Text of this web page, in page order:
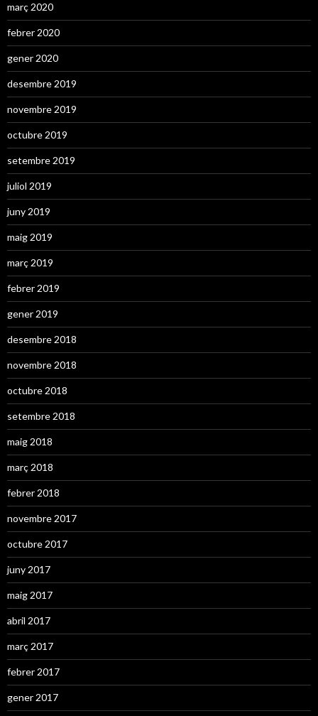
març 2020
febrer 2020
gener 2020
desembre 2019
novembre 2019
octubre 2019
setembre 2019
juliol 2019
juny 2019
maig 2019
març 2019
febrer 2019
gener 2019
desembre 2018
novembre 2018
octubre 2018
setembre 2018
maig 2018
març 2018
febrer 2018
novembre 2017
octubre 2017
juny 2017
maig 2017
abril 2017
març 2017
febrer 2017
gener 2017